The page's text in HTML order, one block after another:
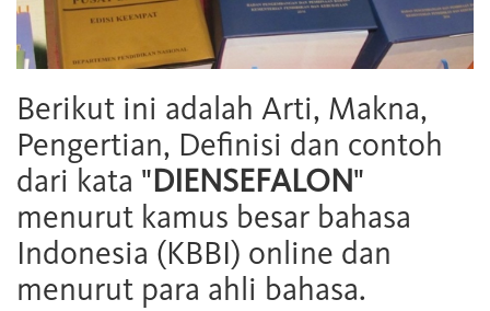
Berikut ini adalah Arti, Makna,
Pengertian, Definisi dan contoh
dari kata "DIENSEFALON"
menurut kamus besar bahasa
Indonesia (KBBI) online dan
menurut para ahli bahasa.